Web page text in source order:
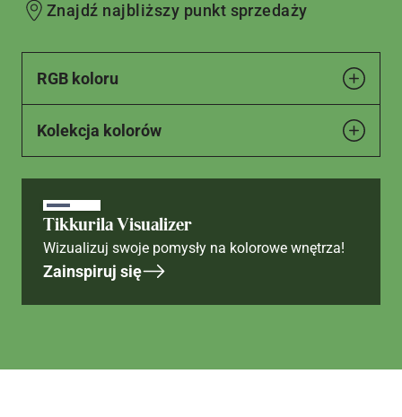
wishlist
Znajdź najbliższy punkt sprzedaży
RGB koloru
Kolekcja kolorów
Tikkurila Visualizer
Wizualizuj swoje pomysły na kolorowe wnętrza!
Zainspiruj się